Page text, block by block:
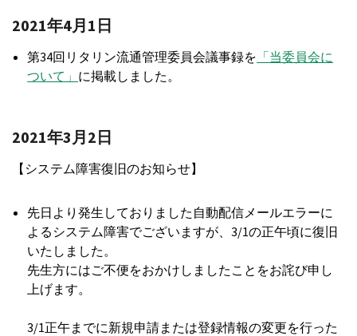
2021年4月1日
第34回リタリン流通管理委員会議事録を 「当委員会に
ついて」 に掲載しました。
2021年3月2日
【システム障害復旧のお知らせ】
先日より発生しておりました自動配信メールエラーに
よるシステム障害でございますが、3/1の正午頃に復旧
いたしました。
先生方にはご不便をおかけしましたことをお詫び申し
上げます。
3/1正午までに新規申請または登録情報の変更を行った